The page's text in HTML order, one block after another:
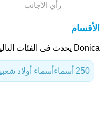
رأي الأجانب
الأقسام
Donica يحدث فى الفئات التالية
أسماء أولاد 250 أسماء